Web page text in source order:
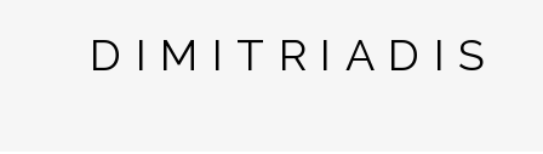
DIMITRIADIS